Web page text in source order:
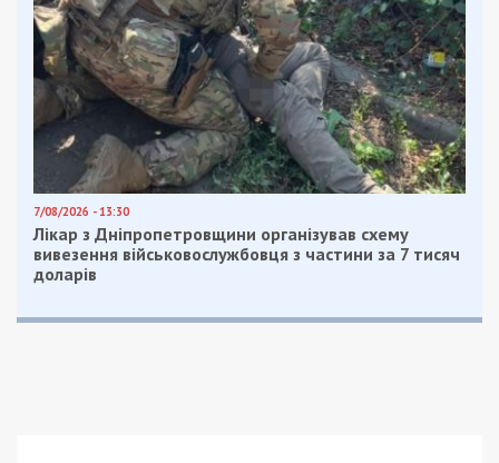
Щоб створити ілюзію дотримання зобов’язань,
боржники сплачували відсотки за кредитом, тоді
як основна сума залишалась непогашеною.
Імітація “утилізації” неіснуючого зерна
Найбільш зухвалим кроком стало те, що згодом
зловмисники навітьімітували псування та
подальшу утилізацію заставного зерна, якого
фактично не було на складах. Для цього вони
залучили директора товариства з утилізації. На
підтвердження “легальності” цієї операції,
шахраї переказали 200 тисяч гривень з
хоча відповідних рахунків підприємство не